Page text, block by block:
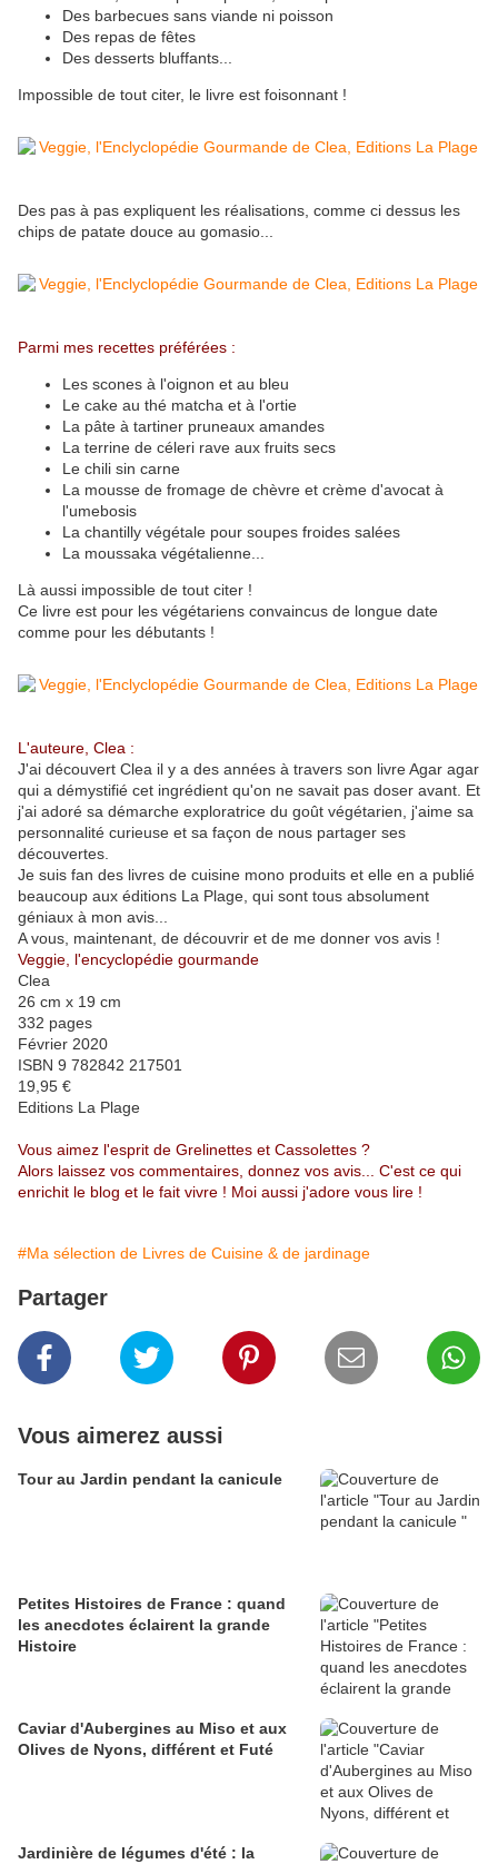
Des barbecues sans viande ni poisson
Des repas de fêtes
Des desserts bluffants...
Impossible de tout citer, le livre est foisonnant !
Des pas à pas expliquent les réalisations, comme ci dessus les
chips de patate douce au gomasio...
Parmi mes recettes préférées :
Les scones à l'oignon et au bleu
Le cake au thé matcha et à l'ortie
La pâte à tartiner pruneaux amandes
La terrine de céleri rave aux fruits secs
Le chili sin carne
La mousse de fromage de chèvre et crème d'avocat à
l'umebosis
La chantilly végétale pour soupes froides salées
La moussaka végétalienne...
Là aussi impossible de tout citer !
Ce livre est pour les végétariens convaincus de longue date
comme pour les débutants !
L'auteure, Clea :
J'ai découvert Clea il y a des années à travers son livre Agar agar
qui a démystifié cet ingrédient qu'on ne savait pas doser avant. Et
j'ai adoré sa démarche exploratrice du goût végétarien, j'aime sa
personnalité curieuse et sa façon de nous partager ses
découvertes.
Je suis fan des livres de cuisine mono produits et elle en a publié
beaucoup aux éditions La Plage, qui sont tous absolument
géniaux à mon avis...
A vous, maintenant, de découvrir et de me donner vos avis !
Veggie, l'encyclopédie gourmande
Clea
26 cm x 19 cm
332 pages
Février 2020
ISBN 9 782842 217501
19,95 €
Editions La Plage
Vous aimez l'esprit de Grelinettes et Cassolettes ?
Alors laissez vos commentaires, donnez vos avis... C'est ce qui
enrichit le blog et le fait vivre ! Moi aussi j'adore vous lire !
#Ma sélection de Livres de Cuisine & de jardinage
Partager
Vous aimerez aussi
Tour au Jardin pendant la canicule
Petites Histoires de France : quand
les anecdotes éclairent la grande
Histoire
Caviar d'Aubergines au Miso et aux
Olives de Nyons, différent et Futé
Jardinière de légumes d'été : la